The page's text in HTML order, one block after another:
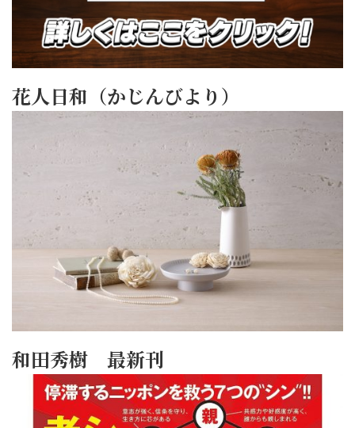
花人日和（かじんびより）
和田秀樹 最新刊